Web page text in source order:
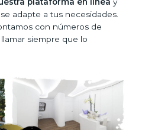
adapte a tus necesidades.
con números de
siempre que lo